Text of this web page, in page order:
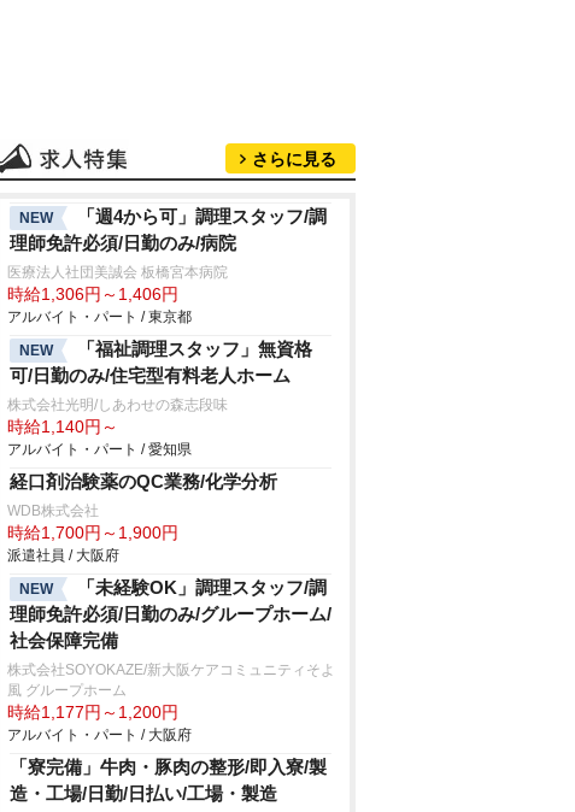
さらに見る
NEW
「週4から可」調理スタッフ/調
理師免許必須/日勤のみ/病院
医療法人社団美誠会 板橋宮本病院
時給1,306円～1,406円
アルバイト・パート / 東京都
NEW
「福祉調理スタッフ」無資格
可/日勤のみ/住宅型有料老人ホーム
株式会社光明/しあわせの森志段味
時給1,140円～
アルバイト・パート / 愛知県
経口剤治験薬のQC業務/化学分析
WDB株式会社
時給1,700円～1,900円
派遣社員 / 大阪府
NEW
「未経験OK」調理スタッフ/調
理師免許必須/日勤のみ/グループホーム/
社会保障完備
株式会社SOYOKAZE/新大阪ケアコミュニティそよ
風 グループホーム
時給1,177円～1,200円
アルバイト・パート / 大阪府
「寮完備」牛肉・豚肉の整形/即入寮/製
造・工場/日勤/日払い/工場・製造